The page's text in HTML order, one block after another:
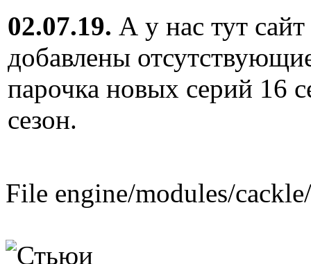
02.07.19. А у нас тут
добавлены
парочка новых серий 16
сезон.
File engine/modules/